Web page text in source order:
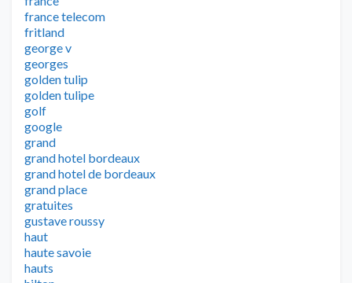
france telecom
fritland
george v
georges
golden tulip
golden tulipe
golf
google
grand
grand hotel bordeaux
grand hotel de bordeaux
grand place
gratuites
gustave roussy
haut
haute savoie
hauts